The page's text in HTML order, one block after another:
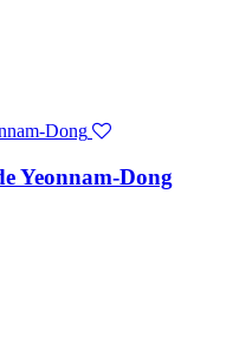
Yeonnam-Dong